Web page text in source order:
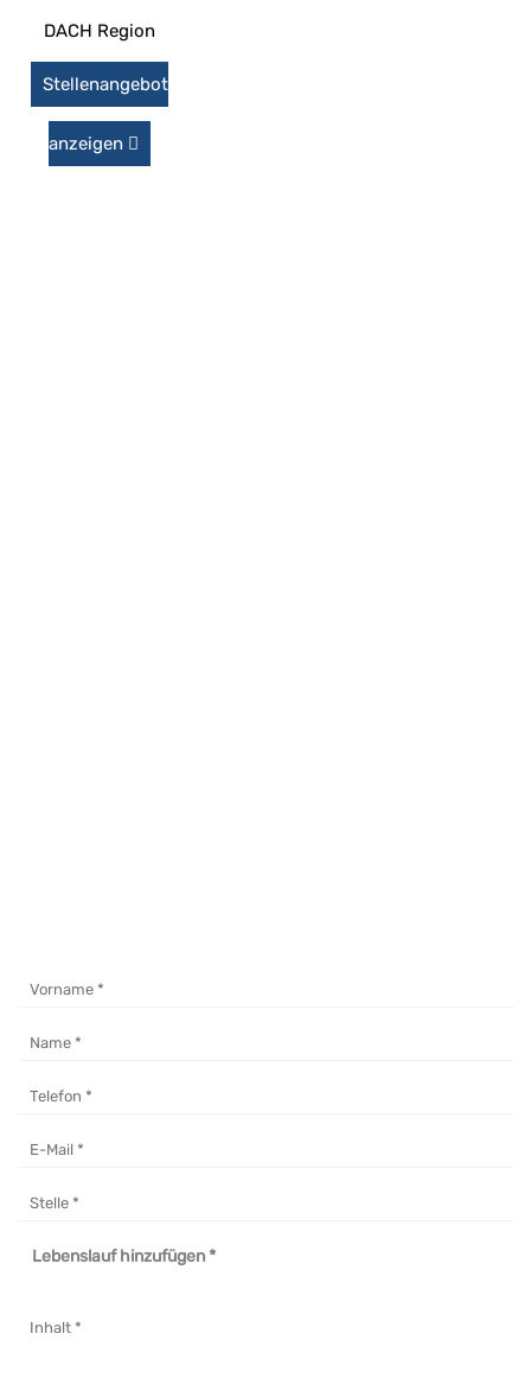
DACH Region
Stellenangebot
anzeigen
Lebenslauf hinzufügen *